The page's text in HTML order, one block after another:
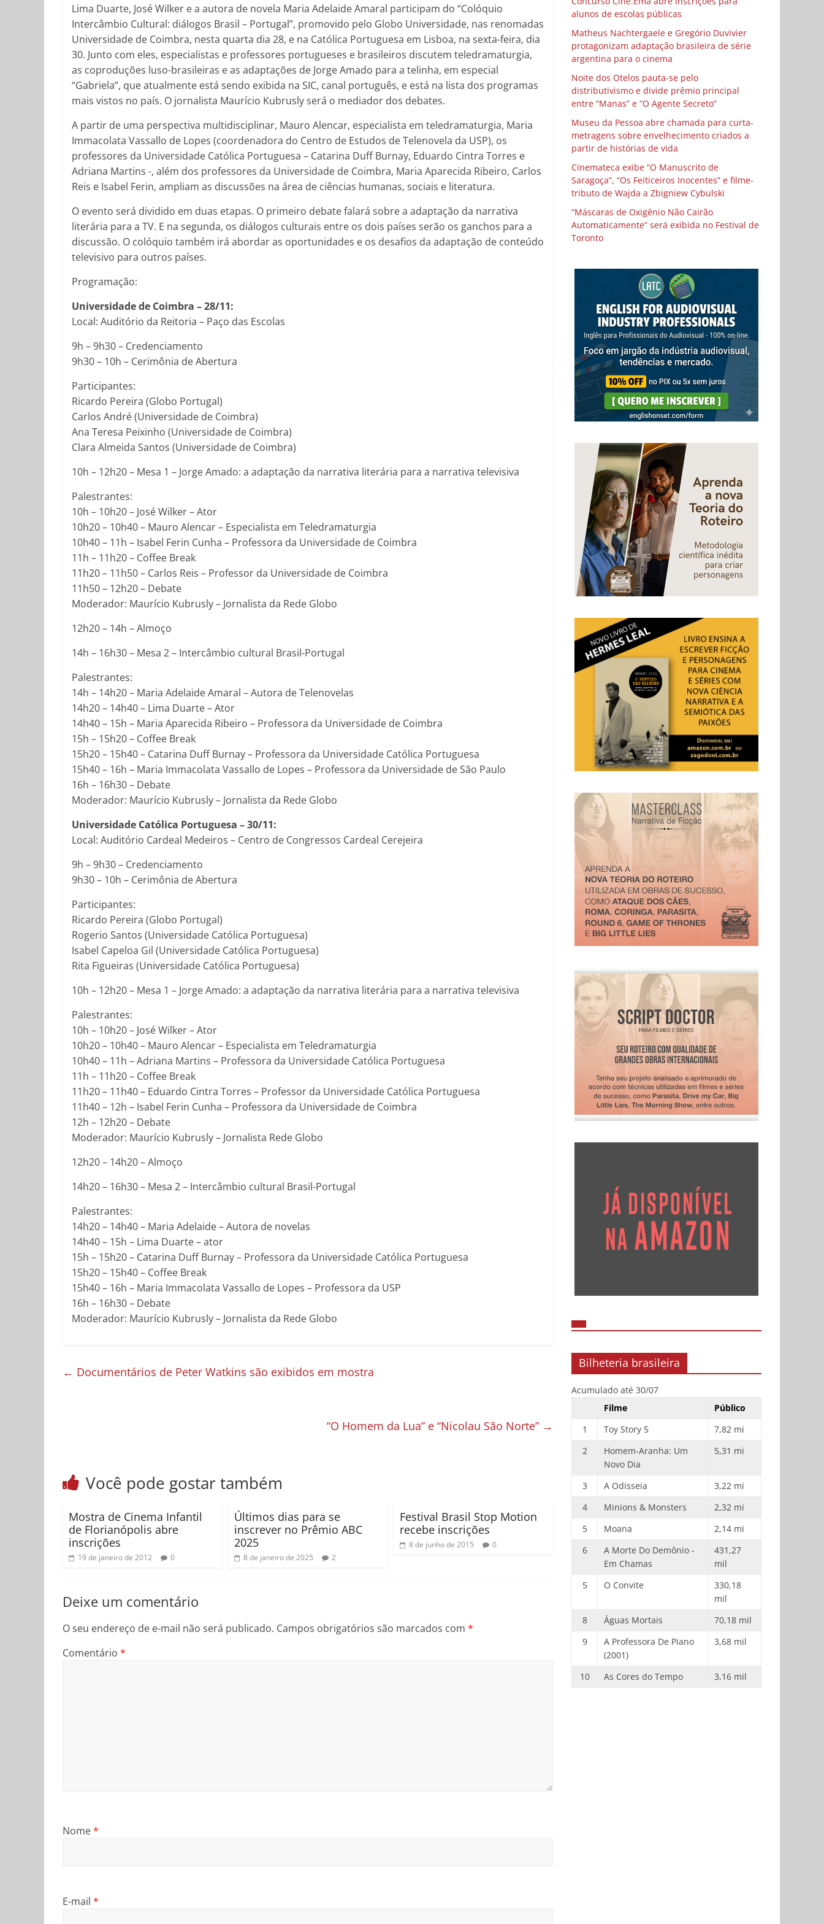
Lima Duarte, José Wilker e a autora de novela Maria Adelaide Amaral participam do “Colóquio
Intercâmbio Cultural: diálogos Brasil – Portugal”, promovido pelo Globo Universidade, nas renomadas
Universidade de Coimbra, nesta quarta dia 28, e na Católica Portuguesa em Lisboa, na sexta-feira, dia
30. Junto com eles, especialistas e professores portugueses e brasileiros discutem teledramaturgia,
as coproduções luso-brasileiras e as adaptações de Jorge Amado para a telinha, em especial
“Gabriela”, que atualmente está sendo exibida na SIC, canal português, e está na lista dos programas
mais vistos no país. O jornalista Maurício Kubrusly será o mediador dos debates.
A partir de uma perspectiva multidisciplinar, Mauro Alencar, especialista em teledramaturgia, Maria
Immacolata Vassallo de Lopes (coordenadora do Centro de Estudos de Telenovela da USP), os
professores da Universidade Católica Portuguesa – Catarina Duff Burnay, Eduardo Cintra Torres e
Adriana Martins -, além dos professores da Universidade de Coimbra, Maria Aparecida Ribeiro, Carlos
Reis e Isabel Ferin, ampliam as discussões na área de ciências humanas, sociais e literatura.
O evento será dividido em duas etapas. O primeiro debate falará sobre a adaptação da narrativa
literária para a TV. E na segunda, os diálogos culturais entre os dois países serão os ganchos para a
discussão. O colóquio também irá abordar as oportunidades e os desafios da adaptação de conteúdo
televisivo para outros países.
Programação:
Universidade de Coimbra – 28/11:
Local: Auditório da Reitoria – Paço das Escolas
9h – 9h30 – Credenciamento
9h30 – 10h – Cerimônia de Abertura
Participantes:
Ricardo Pereira (Globo Portugal)
Carlos André (Universidade de Coimbra)
Ana Teresa Peixinho (Universidade de Coimbra)
Clara Almeida Santos (Universidade de Coimbra)
10h – 12h20 – Mesa 1 – Jorge Amado: a adaptação da narrativa literária para a narrativa televisiva
Palestrantes:
10h – 10h20 – José Wilker – Ator
10h20 – 10h40 – Mauro Alencar – Especialista em Teledramaturgia
10h40 – 11h – Isabel Ferin Cunha – Professora da Universidade de Coimbra
11h – 11h20 – Coffee Break
11h20 – 11h50 – Carlos Reis – Professor da Universidade de Coimbra
11h50 – 12h20 – Debate
Moderador: Maurício Kubrusly – Jornalista da Rede Globo
12h20 – 14h – Almoço
14h – 16h30 – Mesa 2 – Intercâmbio cultural Brasil-Portugal
Palestrantes:
14h – 14h20 – Maria Adelaide Amaral – Autora de Telenovelas
14h20 – 14h40 – Lima Duarte – Ator
14h40 – 15h – Maria Aparecida Ribeiro – Professora da Universidade de Coimbra
15h – 15h20 – Coffee Break
15h20 – 15h40 – Catarina Duff Burnay – Professora da Universidade Católica Portuguesa
15h40 – 16h – Maria Immacolata Vassallo de Lopes – Professora da Universidade de São Paulo
16h – 16h30 – Debate
Moderador: Maurício Kubrusly – Jornalista da Rede Globo
Universidade Católica Portuguesa – 30/11:
Local: Auditório Cardeal Medeiros – Centro de Congressos Cardeal Cerejeira
9h – 9h30 – Credenciamento
9h30 – 10h – Cerimônia de Abertura
Participantes:
Ricardo Pereira (Globo Portugal)
Rogerio Santos (Universidade Católica Portuguesa)
Isabel Capeloa Gil (Universidade Católica Portuguesa)
Rita Figueiras (Universidade Católica Portuguesa)
10h – 12h20 – Mesa 1 – Jorge Amado: a adaptação da narrativa literária para a narrativa televisiva
Palestrantes:
10h – 10h20 – José Wilker – Ator
10h20 – 10h40 – Mauro Alencar – Especialista em Teledramaturgia
10h40 – 11h – Adriana Martins – Professora da Universidade Católica Portuguesa
11h – 11h20 – Coffee Break
11h20 – 11h40 – Eduardo Cintra Torres – Professor da Universidade Católica Portuguesa
11h40 – 12h – Isabel Ferin Cunha – Professora da Universidade de Coimbra
12h – 12h20 – Debate
Moderador: Maurício Kubrusly – Jornalista Rede Globo
12h20 – 14h20 – Almoço
14h20 – 16h30 – Mesa 2 – Intercâmbio cultural Brasil-Portugal
Palestrantes:
14h20 – 14h40 – Maria Adelaide – Autora de novelas
14h40 – 15h – Lima Duarte – ator
15h – 15h20 – Catarina Duff Burnay – Professora da Universidade Católica Portuguesa
15h20 – 15h40 – Coffee Break
15h40 – 16h – Maria Immacolata Vassallo de Lopes – Professora da USP
16h – 16h30 – Debate
Moderador: Maurício Kubrusly – Jornalista da Rede Globo
← Documentários de Peter Watkins são exibidos em mostra
“O Homem da Lua” e “Nicolau São Norte” →
Você pode gostar também
Mostra de Cinema Infantil
de Florianópolis abre
inscrições
19 de janeiro de 2012 0
Últimos dias para se
inscrever no Prêmio ABC
2025
8 de janeiro de 2025 2
Festival Brasil Stop Motion
recebe inscrições
8 de junho de 2015 0
Deixe um comentário
O seu endereço de e-mail não será publicado. Campos obrigatórios são marcados com *
Comentário *
Nome*
E-mail *
alunos de escolas públicas
Matheus Nachtergaele e Gregório Duvivier
protagonizam adaptação brasileira de série
argentina para o cinema
Noite dos Otelos pauta-se pelo
distributivismo e divide prêmio principal
entre “Manas” e “O Agente Secreto”
Museu da Pessoa abre chamada para curta-
metragens sobre envelhecimento criados a
partir de histórias de vida
Cinemateca exibe “O Manuscrito de
Saragoça”, “Os Feiticeiros Inocentes” e filme-
tributo de Wajda a Zbigniew Cybulski
“Máscaras de Oxigênio Não Cairão
Automaticamente” será exibida no Festival de
Toronto
Bilheteria brasileira
Acumulado até 30/07
Filme
Público
1
Toy Story 5
7,82 mi
2
Homem-Aranha: Um
Novo Dia
5,31 mi
3 A Odisseia
3,22 mi
4
Minions & Monsters
2,32 mi
5
Moana
2,14 mi
6
A Morte Do Demônio -
Em Chamas
431,27
mil
5
O Convite
330,18
mil
8
Águas Mortais
70,18 mil
9
A Professora De Piano
(2001)
3,68 mil
10 As Cores do Tempo 3,16 mil